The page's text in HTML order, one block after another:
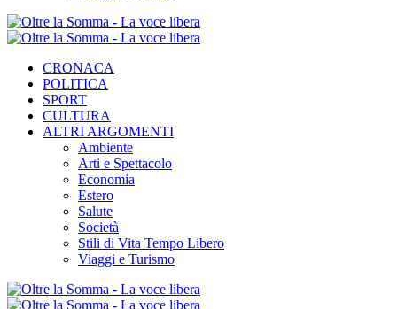
CRONACA
POLITICA
SPORT
CULTURA
ALTRI ARGOMENTI
Ambiente
Arti e Spettacolo
Economia
Estero
Salute
Società
Stili di Vita Tempo Libero
Viaggi e Turismo